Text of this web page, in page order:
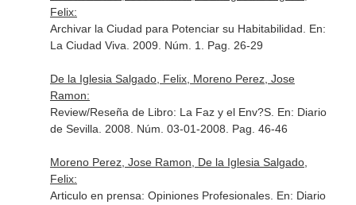
Felix:
Archivar la Ciudad para Potenciar su Habitabilidad. En:
La Ciudad Viva . 2009. Núm. 1. Pag. 26-29
De la Iglesia Salgado, Felix, Moreno Perez, Jose
Ramon:
Review/Reseña de Libro: La Faz y el Env?S. En: Diario
de Sevilla . 2008. Núm. 03-01-2008. Pag. 46-46
Moreno Perez, Jose Ramon, De la Iglesia Salgado,
Felix:
Articulo en prensa: Opiniones Profesionales. En: Diario